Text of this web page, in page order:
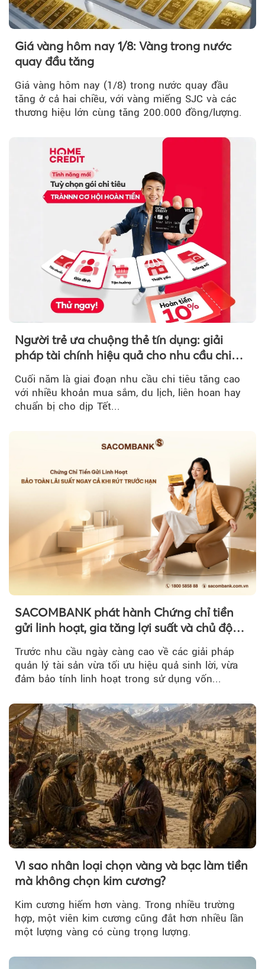
Giá vàng hôm nay 1/8: Vàng trong nước
quay đầu tăng
Giá vàng hôm nay (1/8) trong nước quay đầu
tăng ở cả hai chiều, với vàng miếng SJC và các
thương hiệu lớn cùng tăng 200.000 đồng/lượng.
Người trẻ ưa chuộng thẻ tín dụng: giải
pháp tài chính hiệu quả cho nhu cầu chi
Cuối năm là giai đoạn nhu cầu chi tiêu tăng cao
với nhiều khoản mua sắm, du lịch, liên hoan hay
chuẩn bị cho dịp Tết...
SACOMBANK phát hành Chứng chỉ tiền
gửi linh hoạt, gia tăng lợi suất và chủ động
nguồn vốn cho khách hàng
Trước nhu cầu ngày càng cao về các giải pháp
quản lý tài sản vừa tối ưu hiệu quả sinh lời, vừa
đảm bảo tính linh hoạt trong sử dụng vốn...
Vì sao nhân loại chọn vàng và bạc làm tiền
mà không chọn kim cương?
Kim cương hiếm hơn vàng. Trong nhiều trường
hợp, một viên kim cương cũng đắt hơn nhiều lần
một lượng vàng có cùng trọng lượng.